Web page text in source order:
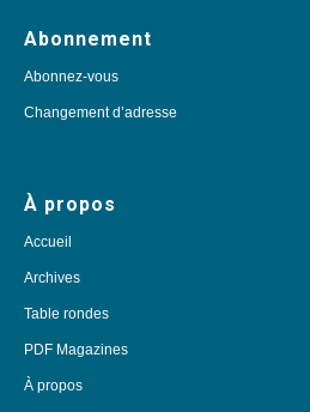
Abonnement
Abonnez-vous
Changement d’adresse
À propos
Accueil
Archives
Table rondes
PDF Magazines
À propos